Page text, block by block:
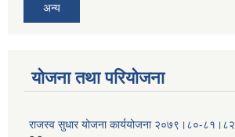
अन्य
योजना तथा परियोजना
राजस्व सुधार योजना कार्ययोजना २०७९।८०-८१।८२